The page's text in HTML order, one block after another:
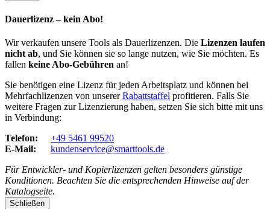
Dauerlizenz – kein Abo!
Wir verkaufen unsere Tools als Dauerlizenzen. Die Lizenzen laufen
nicht ab, und Sie können sie so lange nutzen, wie Sie möchten. Es
fallen keine Abo-Gebühren an!
Sie benötigen eine Lizenz für jeden Arbeitsplatz und können bei
Mehrfachlizenzen von unsererRabattstaffel profitieren. Falls Sie
weitere Fragen zur Lizenzierung haben, setzen Sie sich bitte mit uns
in Verbindung:
Telefon:
+49 5461 99520
E-Mail:
kundenservice@smarttools.de
Für Entwickler- und Kopierlizenzen gelten besonders günstige
Konditionen. Beachten Sie die entsprechenden Hinweise auf der
Katalogseite.
Schließen